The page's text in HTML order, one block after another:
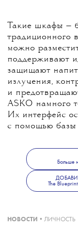
Такие шкафы —
традиционного
можно
поддерживают
защищают
излучения,
и
ASKO намного
Их интерфейс
с помощью
и
хранении и
А с помощью
функции
доступны через
Больше
The
НОВОСТИ • ЛИЧНОСТЬ